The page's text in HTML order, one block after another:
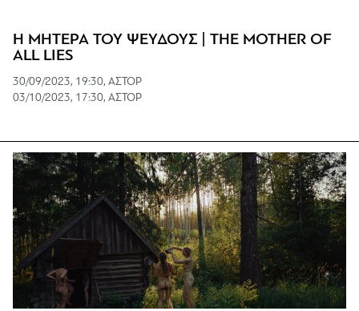
Η ΜΗΤΕΡΑ ΤΟΥ ΨΕΥΔΟΥΣ | THE MOTHER OF
ALL LIES
30/09/2023, 19:30, ΑΣΤΟΡ
03/10/2023, 17:30, ΑΣΤΟΡ